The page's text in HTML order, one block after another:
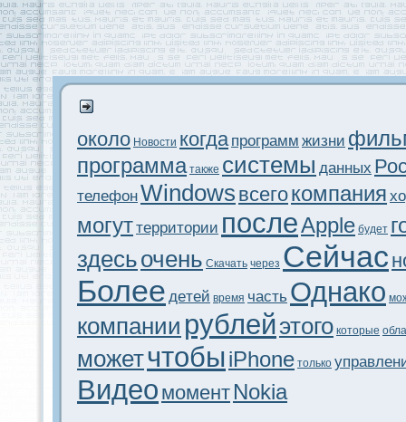
около Новости когда программ жизни
программа тaкже системы данныx
телефонWindows всегокомпания
могуттерритории послеApple будeт
здeсьочень Скачать через Сейчас
Более дeтей время часть Однако
компании рублейэтого которые
можетчтобыiPhone только
Видeо момент Nokia